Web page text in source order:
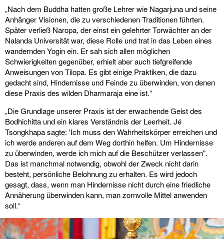
„Nach dem Buddha hatten große Lehrer wie Nagarjuna und seine
Anhänger Visionen, die zu verschiedenen Traditionen führten.
Später verließ Naropa, der einst ein gelehrter Torwächter an der
Nalanda Universität war, diese Rolle und trat in das Leben eines
wandernden Yogin ein. Er sah sich allen möglichen
Schwierigkeiten gegenüber, erhielt aber auch tiefgreifende
Anweisungen von Tilopa. Es gibt einige Praktiken, die dazu
gedacht sind, Hindernisse und Feinde zu überwinden, von denen
diese Praxis des wilden Dharmaraja eine ist.“
„Die Grundlage unserer Praxis ist der erwachende Geist des
Bodhichitta und ein klares Verständnis der Leerheit. Jé
Tsongkhapa sagte: 'Ich muss den Wahrheitskörper erreichen und
ich werde anderen auf dem Weg dorthin helfen. Um Hindernisse
zu überwinden, werde ich mich auf die Beschützer verlassen".
Das ist manchmal notwendig, obwohl der Zweck nicht darin
besteht, persönliche Belohnung zu erhalten. Es wird jedoch
gesagt, dass, wenn man Hindernisse nicht durch eine friedliche
Annäherung überwinden kann, man zornvolle Mittel anwenden
soll.“